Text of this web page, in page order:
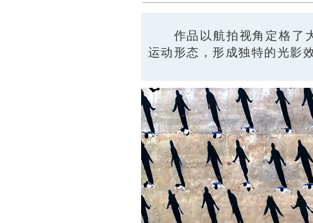
作品以航拍视角定格了
运动形态，形成独特的光影